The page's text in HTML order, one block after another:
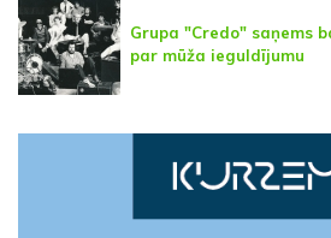
Grupa "Credo" saņems
par mūža ieguldījumu